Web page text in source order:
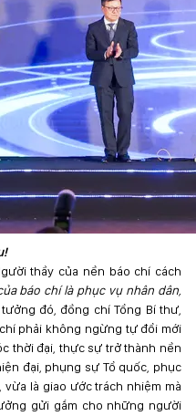
thầy của nền báo chí cách
báo chí là phục vụ nhân dân,
đó, đồng chí Tổng Bí thư,
phải không ngừng tự đổi mới
thời đại, thực sự trở thành nền
đại, phụng sự Tổ quốc, phục
là giao ước trách nhiệm mà
gửi gắm cho những người